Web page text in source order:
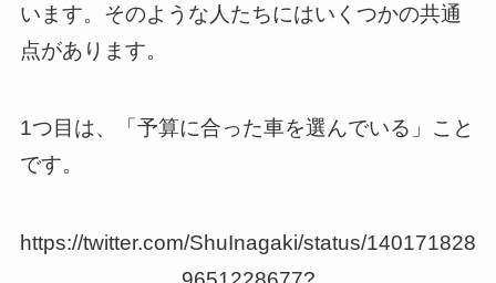
います。そのような人たちにはいくつかの共通
点があります。
1つ目は、「予算に合った車を選んでいる」こと
です。
https://twitter.com/ShuInagaki/status/140171828